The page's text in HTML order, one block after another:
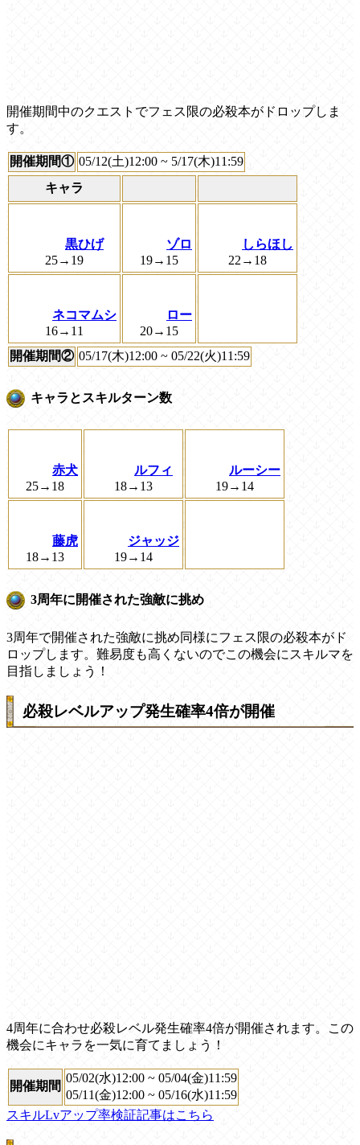
開催期間中のクエストでフェス限の必殺本がドロップしま
す。
開催期間① 05/12(土)12:00 ~ 5/17(木)11:59
キャラ
黒ひげ
25→19
ゾロ
19→15
しらほし
22→18
ネコマムシ
16→11
ロー
20→15
開催期間② 05/17(木)12:00 ~ 05/22(火)11:59
キャラとスキルターン数
赤犬
25→18
ルフィ
18→13
ルーシー
19→14
藤虎
18→13
ジャッジ
19→14
3周年に開催された強敵に挑め
3周年で開催された強敵に挑め同様にフェス限の必殺本がド
ロップします。難易度も高くないのでこの機会にスキルマを
目指しましょう！
必殺レベルアップ発生確率4倍が開催
4周年に合わせ必殺レベル発生確率4倍が開催されます。この
機会にキャラを一気に育てましょう！
開催期間
05/02(水)12:00 ~ 05/04(金)11:59
05/11(金)12:00 ~ 05/16(水)11:59
スキルLvアップ率検証記事はこちら